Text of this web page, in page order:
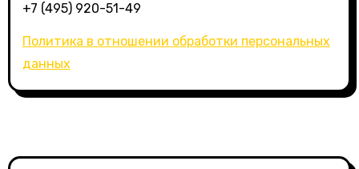
+7 (495) 920-51-49
Политика в отношении обработки персональных
данных